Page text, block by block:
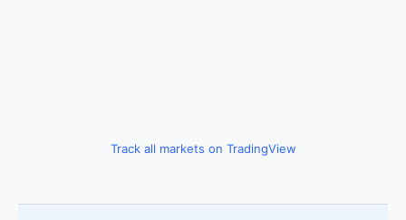
Track all markets on TradingView